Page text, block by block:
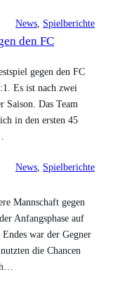
News Spielberichte
den FC
gegen den FC
Es ist nach zwei
Saison. Das Team
in den ersten 45
News Spielberichte
Mannschaft gegen
Anfangsphase auf
war der Gegner
die Chancen